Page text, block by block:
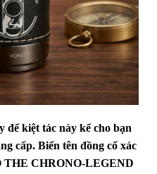
để kiệt tác này kể cho bạn
cấp. Biển tên đồng cổ xác
THE CHRONO-LEGEND